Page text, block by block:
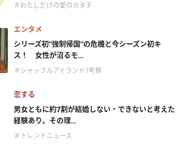
＃わたしだけの愛のカタチ
エンタメ
シリーズ初“強制帰国”の危機と今シーズン初キ
ス！ 女性が沼るモ...
＃シャッフルアイランド7考察
恋する
男女ともに約7割が結婚しない・できないと考えた
経験あり。その理...
＃トレンドニュース